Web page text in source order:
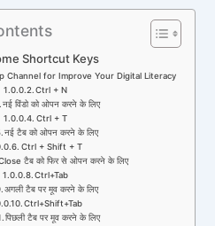
Shortcut Keys
Channel for Improve Your Digital Literacy
Ctrl + N
नई विंडो को ओपन करने के लिए
Ctrl + T
नई टैब को ओपन करने के लिए
Ctrl + Shift + T
टैब को फिर से ओपन करने के लिए
Ctrl+Tab
अगली टैब पर मूव करने के लिए
Ctrl+Shift+Tab
पिछली टैब पर मूव करने के लिए